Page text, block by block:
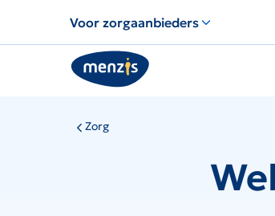
Voor zorgaanbieders
Zorg